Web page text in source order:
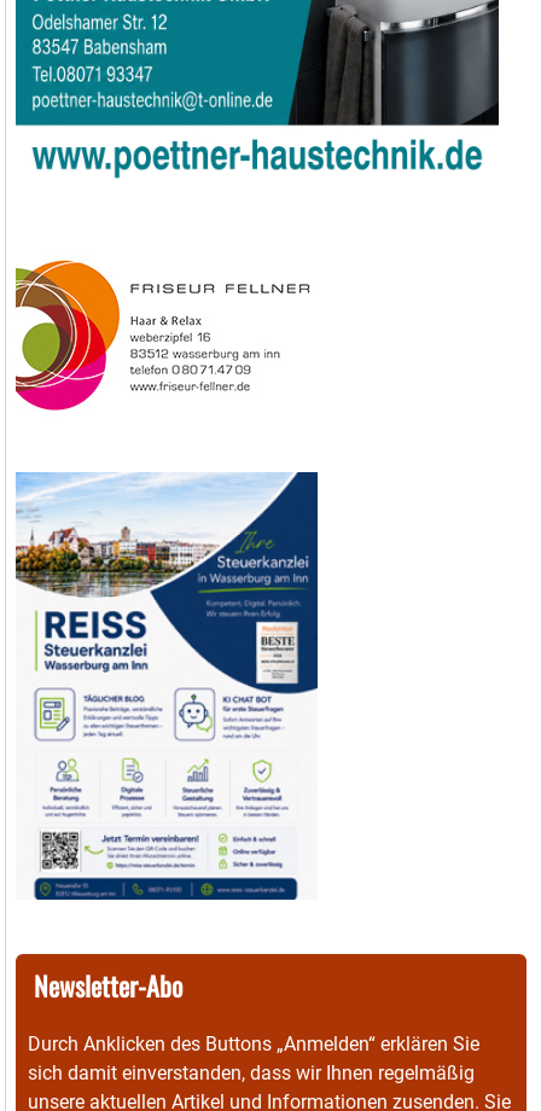
Newsletter-Abo
Durch Anklicken des Buttons „Anmelden“ erklären Sie
sich damit einverstanden, dass wir Ihnen regelmäßig
unsere aktuellen Artikel und Informationen zusenden. Sie